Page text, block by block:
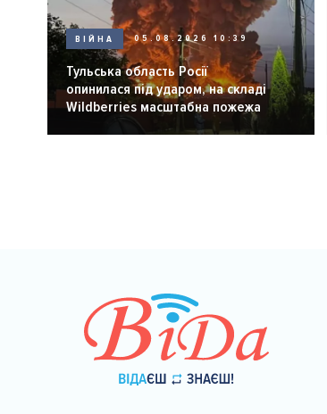
ВІЙНА 05.08.2026 10:39
Тульська область Росії
опинилася під ударом, на складі
Wildberries масштабна пожежа